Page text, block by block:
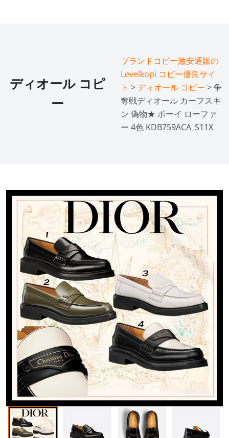
ディオール コピ
ー
ブランドコピー激安通販の
Levelkopi コピー優良サイ
ト > ディオール コピー > 争
奪戦ディオール カーフスキ
ン 偽物★ ボーイ ローファ
ー 4色 KDB759ACA_S11X​